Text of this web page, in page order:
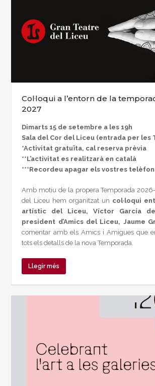
Col·loqui a l’entorn de la
2027
Dimarts 15 de setembre a les 19h
Sala del Cor del Liceu (entrada per les
*Activitat gratuïta, cal reserva prèvia
**L’activitat es realitzarà en català
***Recordeu apagar els vostres
Amb motiu de la propera Temporada
del Liceu hem organitzat un col·loqui
artístic del Liceu, Víctor García
president d’Amics del Liceu, Jaume
comentar amb els Amics i Amigues que
tots els detalls de la nova Temporada.
Llegir més